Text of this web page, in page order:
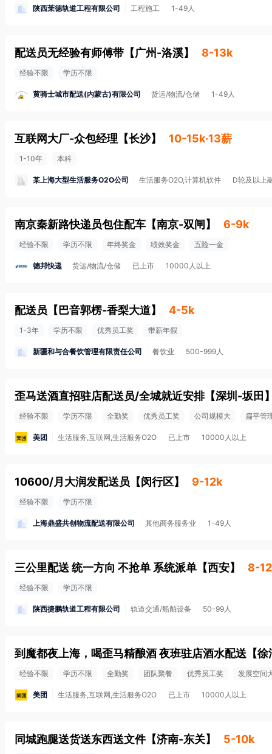
陕西茉德轨道工程有限公司 工程施工 1-49人
配送员无经验有师傅带 【广州-洛溪】 8-13k
经验不限 学历不限
黄骑士城市配送(内蒙古)有限公司 货运/物流/仓储 1-49人
互联网大厂-众包经理 【长沙】 10-15k·13薪
1-10年 本科
某上海大型生活服务O2O公司 生活服务O2O,计算机软件 D轮及以上
南京秦新路快递员包住配车 【南京-双闸 】 6-9k
经验不限 学历不限 年终奖金 绩效奖金 五险一金
德邦快递 货运/物流/仓储 已上市 10000人以上
配送员 【 巴音郭楞-香梨大道】 4-5k
1-3年 学历不限 优秀员工奖 带薪年假
新疆和与合餐饮管理有限责任公司 餐饮业 500-999人
歪马送酒直招驻店配送员/全城就近安排 【深圳-坂田
经验不限 学历不限 全勤奖 优秀员工奖 公司规模大 扁平管
美团 生活服务,互联网,生活服务O2O 已上市 10000人以上
10600/月大润发配送员 【闵行区】 9-12k
经验不限 学历不限
上海鼎盛共创物流配送有限公司 其他商务服务业 1-49人
三公里配送 统一方向 不抢单 系统派单 【西安】 8-
经验不限 学历不限
陕西捷鹏轨道工程有限公司 轨道交通/船舶设备 50-99人
到魔都夜上海，喝歪马精酿酒 夜班驻店酒水配送 【徐
经验不限 学历不限 全勤奖 团队聚餐 优秀员工奖 发展空间
美团 生活服务,互联网,生活服务O2O 已上市 10000人以上
同城跑腿送货送东西送文件 【济南-东关】 5-10k